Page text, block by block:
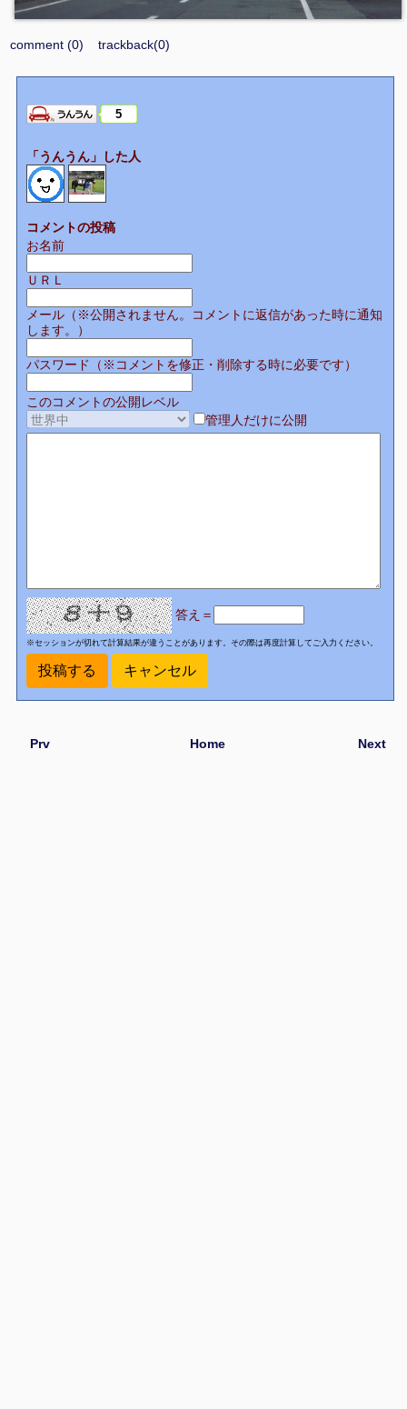
comment (0) trackback(0)
5
「うんうん」した人
コメントの投稿
お名前
ＵＲＬ
メール（※公開されません。コメントに返信があった時に通知
します。）
パスワード（※コメントを修正・削除する時に必要です）
このコメントの公開レベル
管理人だけに公開
答え＝
※セッションが切れて計算結果が違うことがあります。その際は再度計算してご入力ください。
Prv Next
Home